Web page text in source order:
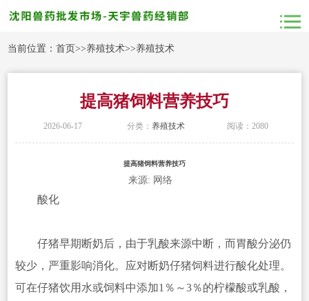
当前位置：首页>>养殖技术>>养殖技术
提高猪饲料营养技巧
2026-06-17 分类： 养殖技术 阅读：2080
提高猪饲料营养技巧
来源: 网络
酸化
仔猪早期断奶后，由于乳酸来源中断，而胃酸分泌仍
较少，严重影响消化。应对断奶仔猪饲料进行酸化处理。
可在仔猪饮用水或饲料中添加1％～3％的柠檬酸或乳酸，